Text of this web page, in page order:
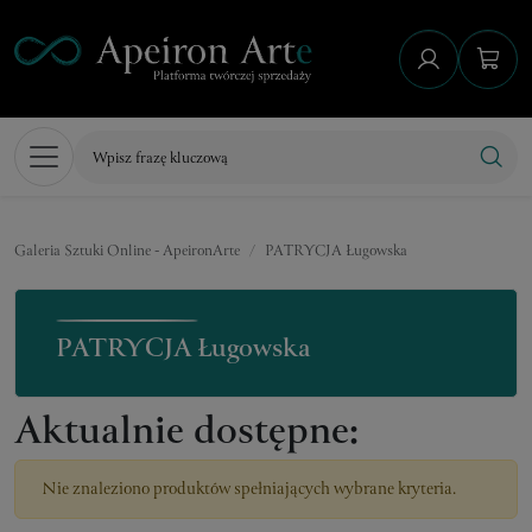
Galeria Sztuki Online - ApeironArte PATRYCJA Ługowska
PATRYCJA Ługowska
Aktualnie dostępne:
Nie znaleziono produktów spełniających wybrane kryteria.